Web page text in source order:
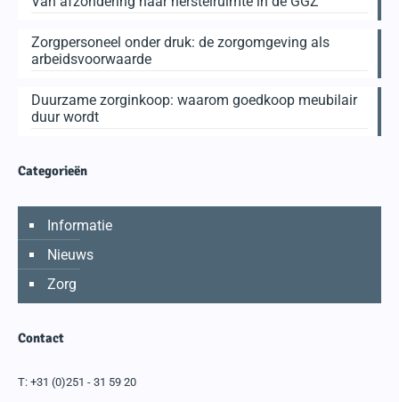
Zorgpersoneel onder druk: de zorgomgeving als
arbeidsvoorwaarde
Duurzame zorginkoop: waarom goedkoop meubilair
duur wordt
Categorieën
Informatie
Nieuws
Zorg
Contact
T: +31 (0)251 - 31 59 20